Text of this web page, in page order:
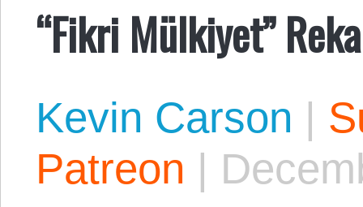
“Fikri Mülkiyet”
Kevin Carson |
Patreon |